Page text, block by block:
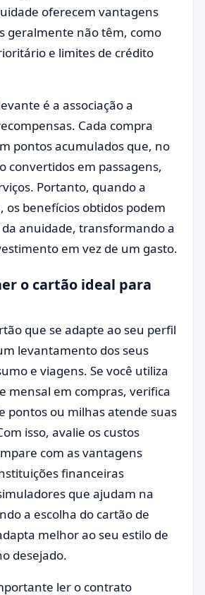
oferecem vantagens
geralmente não têm, como
e limites de crédito
é a associação a
Cada compra
pontos acumulados que, no
convertidos em passagens,
Portanto, quando a
os benefícios obtidos podem
anuidade, transformando a
em vez de um gasto.
o cartão ideal para
que se adapte ao seu perfil
levantamento dos seus
e viagens. Se você utiliza
mensal em compras, verifica
pontos ou milhas atende suas
isso, avalie os custos
com as vantagens
financeiras
que ajudam na
a escolha do cartão de
melhor ao seu estilo de
desejado.
ler o contrato